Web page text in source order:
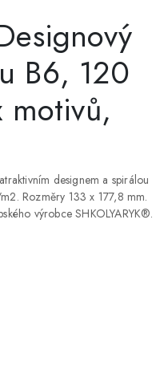
B6, 120
motivů,
designem a spirálou
Rozměry 133 x 177,8 mm.
výrobce SHKOLYARYK®.